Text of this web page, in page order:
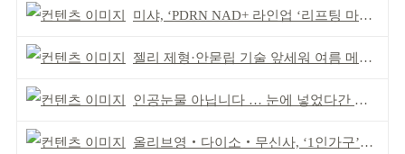
미샤, ‘PDRN NAD+ 라인업 ‘리프팅 마스크’ 출시
젤리 제형·안묻립 기술 앞세워 여름 메이크업 시장 공략
인공눈물 아닙니다 … 눈에 넣었다간 각막 손상
올리브영‧다이소‧무신사, ‘1인가구’가 이끈다